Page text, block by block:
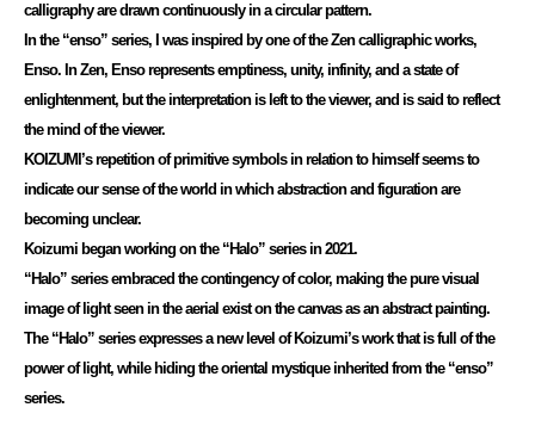
calligraphy are drawn continuously in a circular pattern.
In the “enso” series, I was inspired by one of the Zen calligraphic works,
Enso. In Zen, Enso represents emptiness, unity, infinity, and a state of
enlightenment, but the interpretation is left to the viewer, and is said to reflect
the mind of the viewer.
KOIZUMI’s repetition of primitive symbols in relation to himself seems to
indicate our sense of the world in which abstraction and figuration are
becoming unclear.
Koizumi began working on the “Halo” series in 2021.
“Halo” series embraced the contingency of color, making the pure visual
image of light seen in the aerial exist on the canvas as an abstract painting.
The “Halo” series expresses a new level of Koizumi’s work that is full of the
power of light, while hiding the oriental mystique inherited from the “enso”
series.